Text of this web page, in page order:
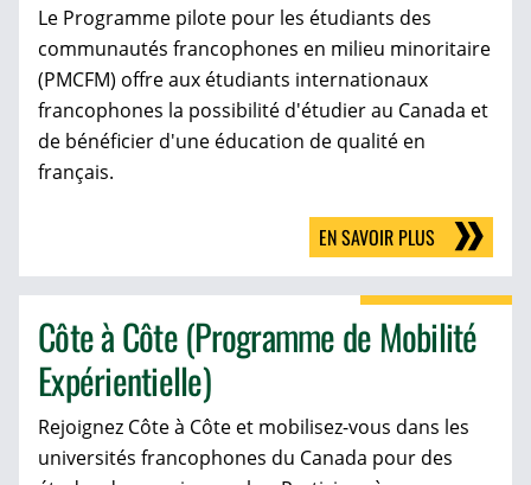
Le Programme pilote pour les étudiants des
communautés francophones en milieu minoritaire
(PMCFM) offre aux étudiants internationaux
francophones la possibilité d'étudier au Canada et
de bénéficier d'une éducation de qualité en
français.
EN SAVOIR PLUS
Côte à Côte (Programme de Mobilité
Expérientielle)
Rejoignez Côte à Côte et mobilisez-vous dans les
universités francophones du Canada pour des